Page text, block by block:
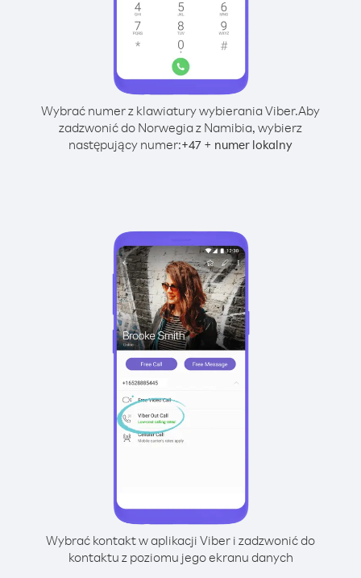
Wybrać numer z klawiatury wybierania Viber.Aby
zadzwonić do Norwegia z Namibia, wybierz
następujący numer:+47 + numer lokalny
Wybrać kontakt w aplikacji Viber i zadzwonić do
kontaktu z poziomu jego ekranu danych